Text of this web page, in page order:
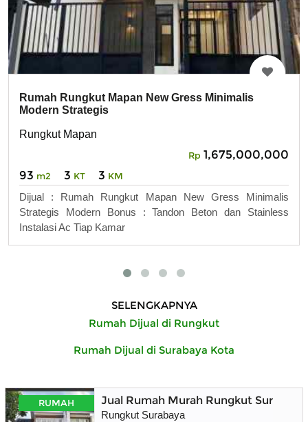
Rumah Rungkut Mapan New Gress Minimalis
Modern Strategis
Rungkut Mapan
Rp 1,675,000,000
93 m2 3 KT 3 KM
Dijual : Rumah Rungkut Mapan New Gress Minimalis
Strategis Modern Bonus : Tandon Beton dan Stainless
Instalasi Ac Tiap Kamar
SELENGKAPNYA
Rumah Dijual di Rungkut
Rumah Dijual di Surabaya Kota
RUMAH Jual Rumah Murah Rungkut
Rungkut Surabaya